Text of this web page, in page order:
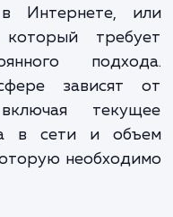
учитывает размер и
количество и
объем требуемого
может увеличить или
в зависимости от